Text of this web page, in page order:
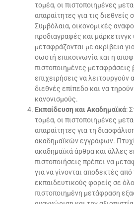
τομέα, οι πιστοποιημένες
απαραίτητες για τις διεθνείς
Συμβόλαια, οικονομικές
προδιαγραφές και μάρκετινγκ
μεταφράζονται με ακρίβεια
σωστή επικοινωνία και η
πιστοποιημένες μεταφράσεις
επιχειρήσεις να λειτουργούν
διεθνές επίπεδο και να
κανονισμούς.
Εκπαίδευση και Ακαδημαϊκά:
τομέα, οι πιστοποιημένες
απαραίτητες για τη
ακαδημαϊκών εγγράφων.
ακαδημαϊκά άρθρα και άλλες
πιστοποιήσεις πρέπει να
για να γίνονται αποδεκτές από
εκπαιδευτικούς φορείς σε
πιστοποιημένη μετάφραση